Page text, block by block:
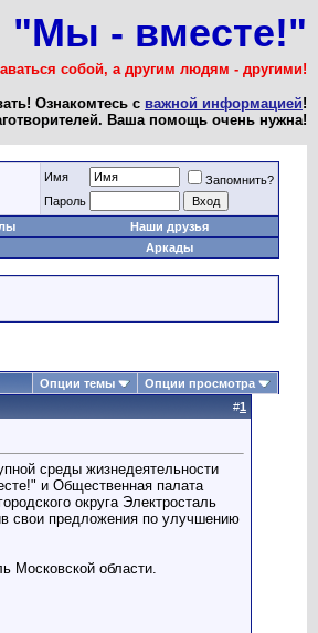
- вместе!"
собой, а другим людям - другими!
Ознакомтесь с важной информацией!
Ваша помощь очень нужна!
Имя
Запомнить?
Пароль
Наши друзья
Аркады
Опции темы
Опции просмотра
#1
среды жизнедеятельности
и Общественная палата
округа Электросталь
свои предложения по улучшению
Московской области.